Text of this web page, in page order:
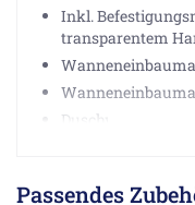
Inkl.
transparentem
Duschwanne: 120
Passendes